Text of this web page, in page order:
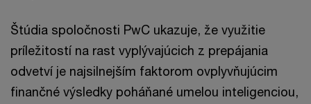
Štúdia spoločnosti PwC ukazuje, že využitie
príležitostí na rast vyplývajúcich z prepájania
odvetví je najsilnejším faktorom ovplyvňujúcim
finančné výsledky poháňané umelou inteligenciou,